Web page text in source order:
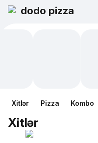
dodo pizza
Xitlər Pizza Kombo
Xitlər